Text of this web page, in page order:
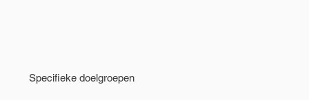
Specifieke doelgroepen